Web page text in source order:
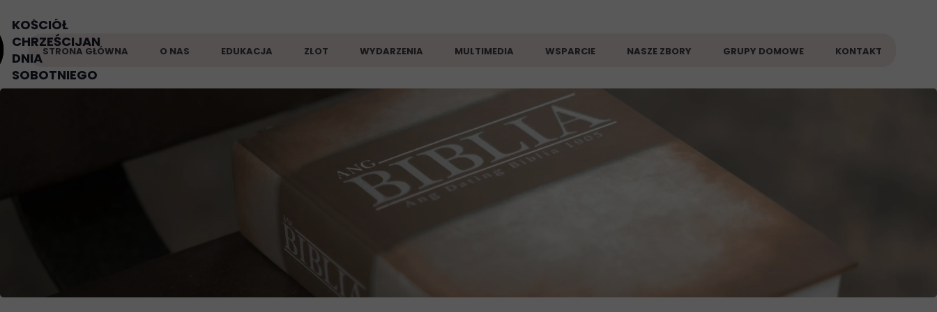
KOŚCIÓŁ
CHRZEŚCIJAN
DNIA
SOBOTNIEGO
STRONA GŁÓWNA O NAS EDUKACJA ZLOT WYDARZENIA MULTIMEDIA WSPARCIE NASZE ZBORY GRUPY DOMOWE KONTAKT